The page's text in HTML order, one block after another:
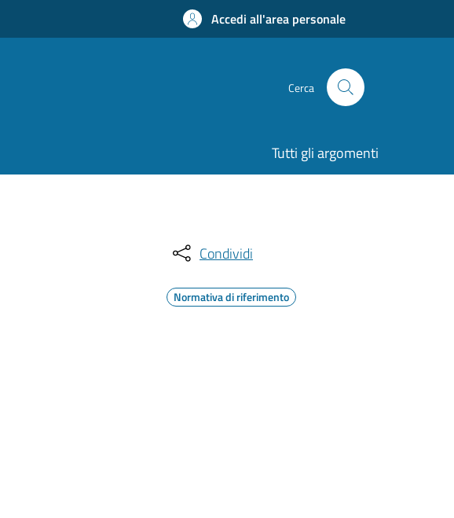
Accedi all'area personale
Cerca
Tutti gli argomenti
Condividi
Normativa di riferimento